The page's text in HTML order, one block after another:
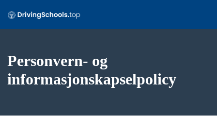
Personvern- og
informasjonskapselpolicy